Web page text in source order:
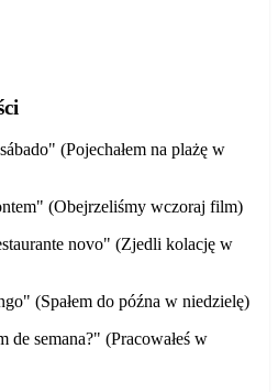
(Pojechałem na plażę w
(Obejrzeliśmy wczoraj film)
novo" (Zjedli kolację w
(Spałem do późna w niedzielę)
de semana?" (Pracowałeś w